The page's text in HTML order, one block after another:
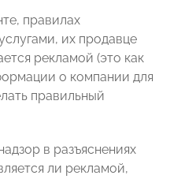
правилах
их продавце
рекламой (это как
о компании для
правильный
в разъяснениях
ли рекламой,